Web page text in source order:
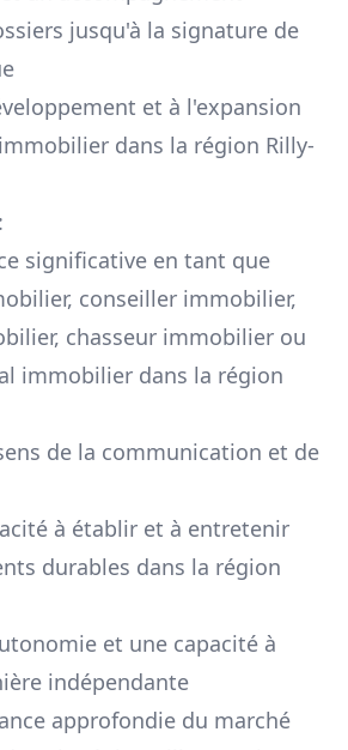
jusqu'à la signature de
et à l'expansion
dans la région Rilly-
significative en tant que
conseiller immobilier,
chasseur immobilier ou
immobilier dans la région
de la communication et de
à établir et à entretenir
durables dans la région
et une capacité à
indépendante
approfondie du marché